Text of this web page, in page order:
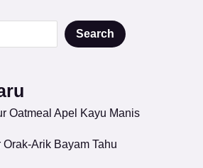
Search
Oatmeal Apel Kayu Manis
Arik Bayam Tahu